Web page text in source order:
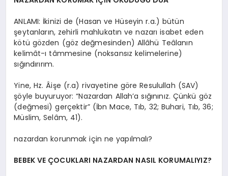
ANLAMI: İkinizi de (Hasan ve Hüseyin r.a.) bütün
şeytanların, zehirli mahlukatın ve nazarı isabet eden
kötü gözden (göz değmesinden) Allâhü Teâlanın
kelimât-ı tâmmesine (noksansız kelimelerine)
sığındırırım.
Yine, Hz. Âişe (r.a) rivayetine göre Resulullah (SAV)
şöyle buyuruyor: “Nazardan Allah’a sığınınız. Çünkü göz
(değmesi) gerçektir” (İbn Mace, Tıb, 32; Buhari, Tıb, 36;
Müslim, Selâm, 41).
nazardan korunmak için ne yapılmalı?
BEBEK VE ÇOCUKLARI NAZARDAN NASIL KORUMALIYIZ?